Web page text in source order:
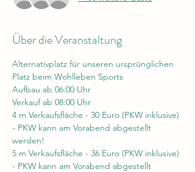
Über die Veranstaltung
Alternativplatz für unseren ursprünglichen
Platz beim Wohlleben Sports
Aufbau ab 06:00 Uhr
Verkauf ab 08:00 Uhr
4 m Verkaufsfläche - 30 Euro (PKW inklusive)
- PKW kann am Vorabend abgestellt
werden!
5 m Verkaufsfläche - 36 Euro (PKW inklusive)
- PKW kann am Vorabend abgestellt